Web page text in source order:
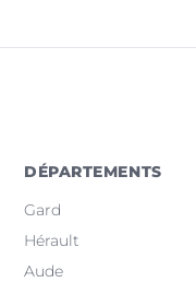
DÉPARTEMENTS
Gard
Hérault
Aude